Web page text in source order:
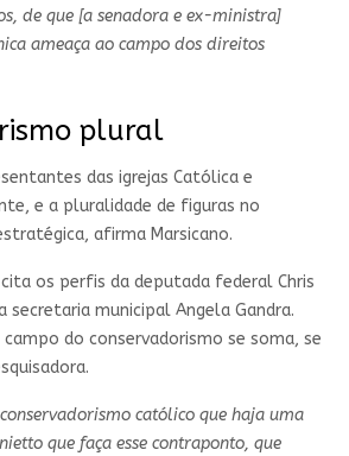
de que [a senadora e ex-ministra]
ameaça ao campo dos direitos
plural
das igrejas Católica e
e a pluralidade de figuras no
afirma Marsicano.
os perfis da deputada federal Chris
secretaria municipal Angela Gandra.
do conservadorismo se soma, se
católico que haja uma
que faça esse contraponto, que